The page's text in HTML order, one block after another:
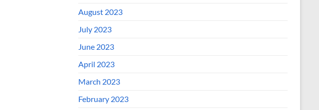
August 2023
July 2023
June 2023
April 2023
March 2023
February 2023